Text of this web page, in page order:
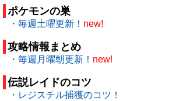
ポケモンの巣
・毎週土曜更新！ new!
攻略情報まとめ
・毎週月曜朝更新！ new!
伝説レイドのコツ
・レジスチル捕獲のコツ！